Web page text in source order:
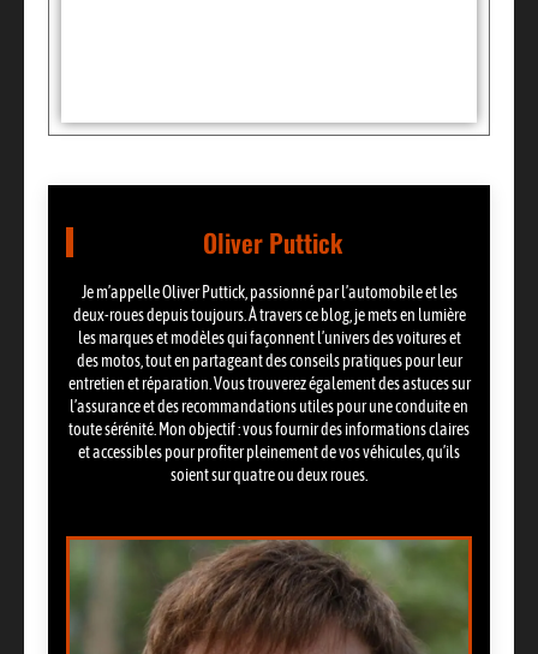
Oliver Puttick
Je m’appelle Oliver Puttick, passionné par l’automobile et les
deux-roues depuis toujours. À travers ce blog, je mets en lumière
les marques et modèles qui façonnent l’univers des voitures et
des motos, tout en partageant des conseils pratiques pour leur
entretien et réparation. Vous trouverez également des astuces sur
l’assurance et des recommandations utiles pour une conduite en
toute sérénité. Mon objectif : vous fournir des informations claires
et accessibles pour profiter pleinement de vos véhicules, qu’ils
soient sur quatre ou deux roues.